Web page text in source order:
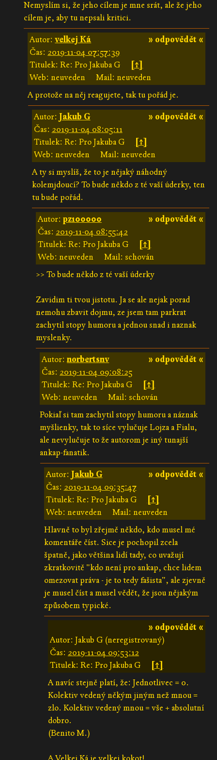
Nemyslím si, že jeho cílem je mne srát, ale že jeho
cílem je, aby tu nepsali kritici.
» odpovědět «
Autor:velkej Ká
Čas: 2019-11-04 07:57:39
Titulek: Re: Pro Jakuba G
[↑]
Web: neuveden
Mail: neuveden
A protože na něj reagujete, tak tu pořád je.
» odpovědět «
Autor: Jakub G
Čas: 2019-11-04 08:05:11
Titulek: Re: Pro Jakuba G
[↑]
Web: neuveden
Mail: neuveden
A ty si myslíš, že to je nějaký náhodný
kolemjdoucí? To bude někdo z té vaší úderky, ten
tu bude pořád.
» odpovědět «
Autor: pz100000
Čas: 2019-11-04 08:55:42
Titulek: Re: Pro Jakuba G
[↑]
Web: neuveden
Mail: schován
>> To bude někdo z té vaší úderky
Zavidim ti tvou jistotu. Ja se ale nejak porad
nemohu zbavit dojmu, ze jsem tam parkrat
zachytil stopy humoru a jednou snad i naznak
myslenky.
» odpovědět «
Autor:norbertsnv
Čas: 2019-11-04 09:08:25
Titulek: Re: Pro Jakuba G
[↑]
Web: neuveden
Mail: schován
Pokiaľ si tam zachytil stopy humoru a náznak
myšlienky, tak to síce vylučuje Lojza a Fialu,
ale nevylučuje to že autorom je iný tunajší
ankap-fanatik.
» odpovědět «
Autor: Jakub G
Čas: 2019-11-04 09:35:47
Titulek: Re: Pro Jakuba G
[↑]
Web: neuveden
Mail: neuveden
Hlavně to byl zřejmě někdo, kdo musel mé
komentáře číst. Sice je pochopil zcela
špatně, jako většina lidí tady, co uvažují
zkratkovitě "kdo není pro ankap, chce lidem
omezovat práva - je to tedy fašista", ale zjevně
je musel číst a musel vědět, že jsou nějakým
způsobem typické.
» odpovědět «
Autor: Jakub G (neregistrovaný)
Čas: 2019-11-04 09:53:12
Titulek: Re: Pro Jakuba G
[↑]
A navíc stejně platí, že: Jednotlivec = 0.
Kolektiv vedený někým jiným než mnou =
zlo. Kolektiv vedený mnou = vše + absolutní
dobro.
(Benito M.)